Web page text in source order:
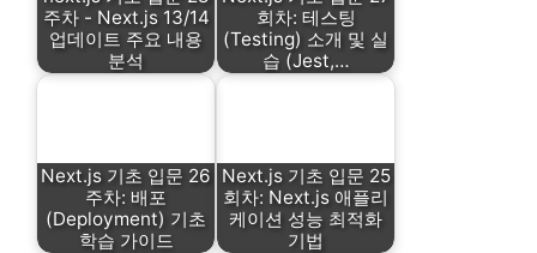
주차 - Next.js 13/14
업데이트 주요 내용
분석
회차: 테스팅
(Testing) 소개 및 실
습 (Jest,…
Next.js 기초 입문 26
주차: 배포
(Deployment) 기초
학습 가이드
Next.js 기초 입문 25
회차: Next.js 애플리
케이션 성능 최적화
기법